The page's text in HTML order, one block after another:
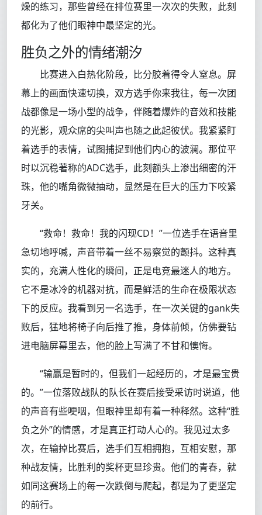
燥的练习，那些曾经在排位赛里一次次的失败，此刻
都化为了他们眼神中最坚定的光。
胜负之外的情绪潮汐
比赛进入白热化阶段，比分胶着得令人窒息。屏
幕上的画面快速切换，双方选手你来我往，每一次团
战都像是一场小型的战争，伴随着爆炸的音效和技能
的光影，观众席的尖叫声也随之此起彼伏。我紧紧盯
着选手的表情，试图捕捉到他们内心的波澜。那位平
时以沉稳著称的ADC选手，此刻额头上渗出细密的汗
珠，他的嘴角微微抽动，显然是在巨大的压力下咬紧
牙关。
“救命！救命！我的闪现CD！”一位选手在语音里
急切地呼喊，声音带着一丝不易察觉的颤抖。这种真
实的，充满人性化的瞬间，正是电竞最迷人的地方。
它不是冰冷的机器对抗，而是鲜活的生命在极限状态
下的反应。我看到另一名选手，在一次关键的gank失
败后，猛地将椅子向后推了推，身体前倾，仿佛要钻
进电脑屏幕里去，他的脸上写满了不甘和懊悔。
“输赢是暂时的，但我们一起经历的，才是最宝贵
的。”一位落败战队的队长在赛后接受采访时说道，他
的声音有些哽咽，但眼神里却有着一种释然。这种“胜
负之外”的情感，才是真正打动人心的。我见过太多
次，在输掉比赛后，选手们互相拥抱，互相安慰，那
种战友情，比胜利的奖杯更显珍贵。他们的青春，就
如同这赛场上的每一次跌倒与爬起，都是为了更坚定
的前行。